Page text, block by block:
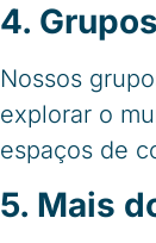
4.
Nossos
explorar o
espaços de
5. Mais